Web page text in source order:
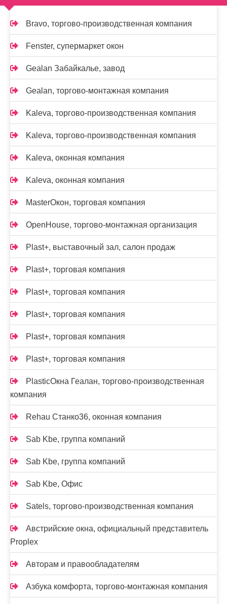
Bravo, торгово-производственная компания
Fenster, супермаркет окон
Gealan Забайкалье, завод
Gealan, торгово-монтажная компания
Kaleva, торгово-производственная компания
Kaleva, торгово-производственная компания
Kalevа, оконная компания
Kalevа, оконная компания
MasterОкон, торговая компания
OpenHouse, торгово-монтажная организация
Plast+, выставочный зал, салон продаж
Plast+, торговая компания
Plast+, торговая компания
Plast+, торговая компания
Plast+, торговая компания
Plast+, торговая компания
PlasticОкна Геалан, торгово-производственная
компания
Rehau Станко36, оконная компания
Sab Kbe, группа компаний
Sab Kbe, группа компаний
Sab Kbe, Офис
Satels, торгово-производственная компания
Австрийские окна, официальный представитель
Proplex
Авторам и правообладателям
Азбука комфорта, торгово-монтажная компания